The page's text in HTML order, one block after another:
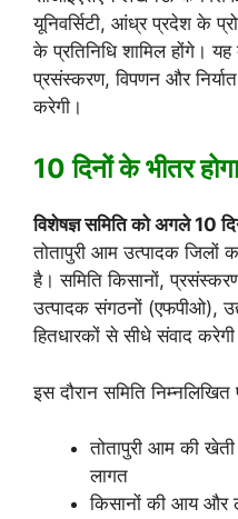
यूनिवर्सिटी, आंध्र प्रदेश के
के प्रतिनिधि शामिल होंगे।
प्रसंस्करण, विपणन और
करेगी।
10 दिनों के भीतर होगा
विशेषज्ञ समिति को अगले 10
तोतापुरी आम उत्पादक जिलों
है। समिति किसानों,
उत्पादक संगठनों (एफपीओ),
हितधारकों से सीधे संवाद
इस दौरान समिति
तोतापुरी आम की खेती
लागत
किसानों की आय और